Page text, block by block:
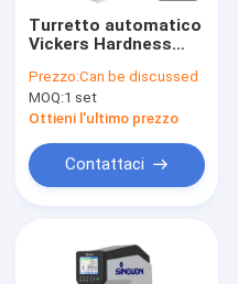
Turretto automatico
Vickers Hardness
Hardness Tester
digitale MicroVicky
VH1010
Prezzo:Can be discussed
MOQ:1 set
Ottieni l'ultimo prezzo
Contattaci